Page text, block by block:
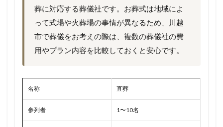
葬に対応する葬儀社です。お葬式は地域によ
って式場や火葬場の事情が異なるため、川越
市で葬儀をお考えの際は、複数の葬儀社の費
用やプラン内容を比較しておくと安心です。
名称 直葬
参列者 1〜10名